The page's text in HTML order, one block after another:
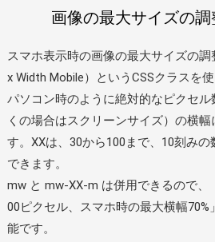
画像の最大サイズの調
スマホ表示時の画像の最大サイズの
x Width Mobile）というCSSクラスを
パソコン時のように絶対的なピクセ
くの場合はスクリーンサイズ）の横幅
す。XXは、30から100まで、10刻み
できます。
mw と mw-XX-m は併用できるので、
00ピクセル、スマホ時の最大横幅
能です。